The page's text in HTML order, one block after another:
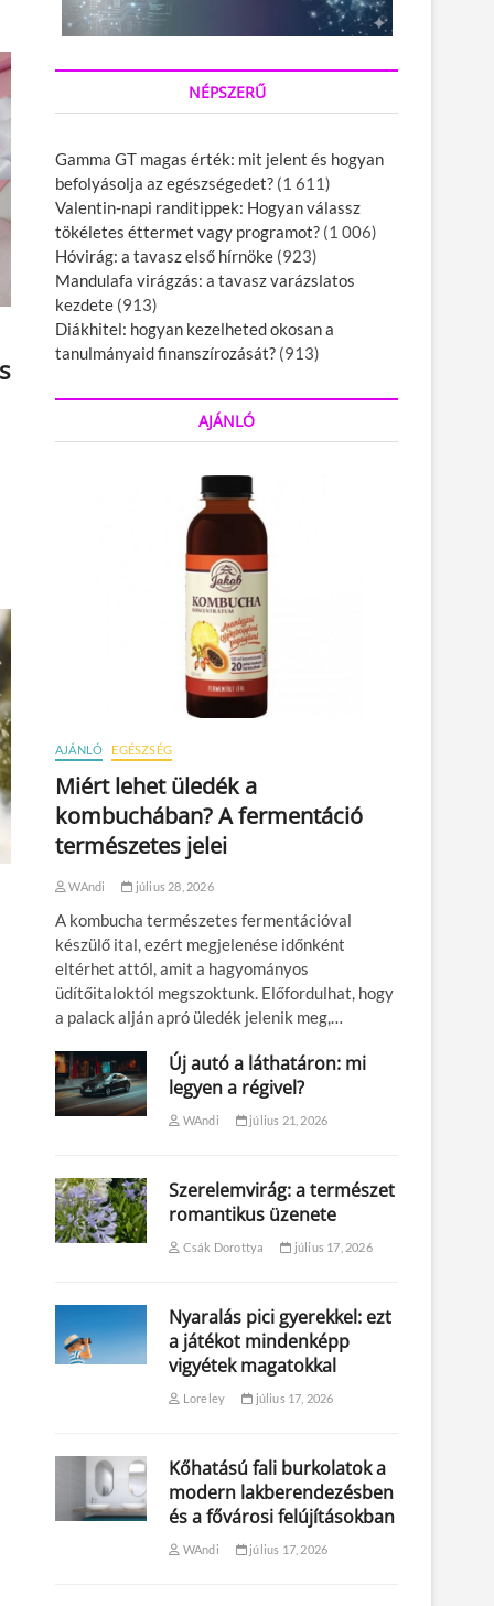
NÉPSZERŰ
Gamma GT magas érték: mit jelent és hogyan
befolyásolja az egészségedet? (1 611)
Valentin-napi randitippek: Hogyan válassz
tökéletes éttermet vagy programot? (1 006)
Hóvirág: a tavasz első hírnöke (923)
Mandulafa virágzás: a tavasz varázslatos
kezdete (913)
Diákhitel: hogyan kezelheted okosan a
tanulmányaid finanszírozását? (913)
AJÁNLÓ
AJÁNLÓ EGÉSZSÉG
Miért lehet üledék a
kombuchában? A fermentáció
természetes jelei
WAndi július 28, 2026
A kombucha természetes fermentációval
készülő ital, ezért megjelenése időnként
eltérhet attól, amit a hagyományos
üdítőitaloktól megszoktunk. Előfordulhat, hogy
a palack alján apró üledék jelenik meg,…
Új autó a láthatáron: mi
legyen a régivel?
WAndi július 21, 2026
Szerelemvirág: a természet
romantikus üzenete
Csák Dorottya július 17, 2026
Nyaralás pici gyerekkel: ezt
a játékot mindenképp
vigyétek magatokkal
Loreley július 17, 2026
Kőhatású fali burkolatok a
modern lakberendezésben
és a fővárosi felújításokban
WAndi július 17, 2026